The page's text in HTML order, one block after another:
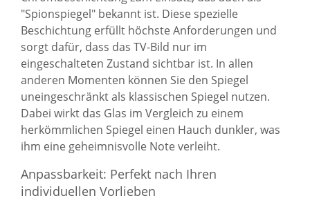
"Spionspiegel" bekannt ist. Diese spezielle
Beschichtung erfüllt höchste Anforderungen und
sorgt dafür, dass das TV-Bild nur im
eingeschalteten Zustand sichtbar ist. In allen
anderen Momenten können Sie den Spiegel
uneingeschränkt als klassischen Spiegel nutzen.
Dabei wirkt das Glas im Vergleich zu einem
herkömmlichen Spiegel einen Hauch dunkler, was
ihm eine geheimnisvolle Note verleiht.
Anpassbarkeit: Perfekt nach Ihren
individuellen Vorlieben